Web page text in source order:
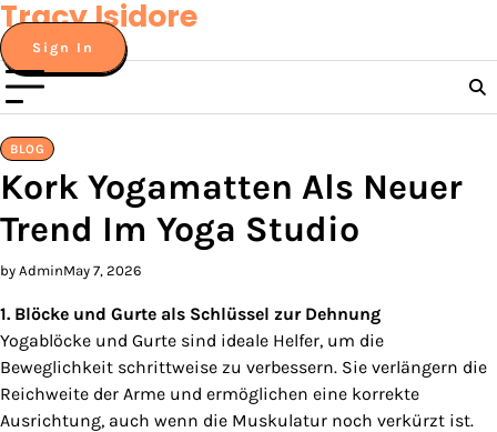
Skip
to
content
Tracy Isidore
Sign In
BLOG
Kork Yogamatten Als Neuer
Trend Im Yoga Studio
by AdminMay 7, 2026
1. Blöcke und Gurte als Schlüssel zur Dehnung
Yogablöcke und Gurte sind ideale Helfer, um die
Beweglichkeit schrittweise zu verbessern. Sie verlängern die
Reichweite der Arme und ermöglichen eine korrekte
Ausrichtung, auch wenn die Muskulatur noch verkürzt ist.